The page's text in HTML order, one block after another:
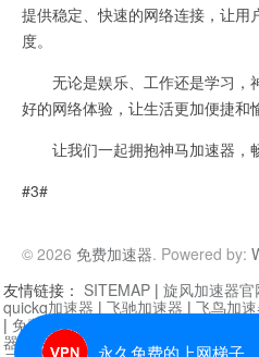
提供稳定、快速的网络连接，让用
度。
无论是娱乐、工作还是学习，
好的网络体验，让生活更加便捷和
让我们一起拥抱神马加速器，
#3#
© 2026 免费加速器. Powered by:
永久免费的上网梯子
友情链接： SITEMAP | 旋风加速器官
quickq加速器 | 飞驰加速器 | 飞鸟加
| 免费vqn加速外网
器| 快柠檬加速器 |黑洞加速 |falemon